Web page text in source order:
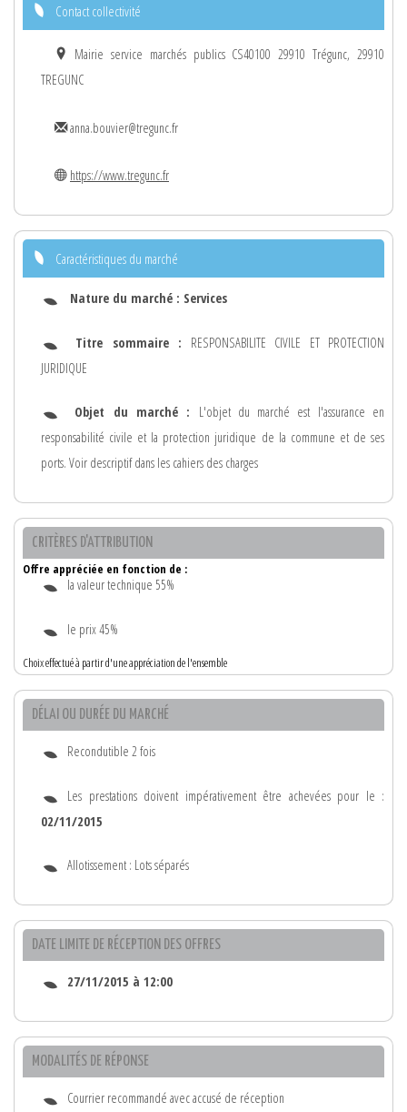
Contact collectivité
Mairie service marchés publics CS40100 29910 Trégunc, 29910
TREGUNC
anna.bouvier@tregunc.fr
https://www.tregunc.fr
Caractéristiques du marché
Nature du marché : Services
Titre sommaire : RESPONSABILITE CIVILE ET PROTECTION
JURIDIQUE
Objet du marché : L'objet du marché est l'assurance en
responsabilité civile et la protection juridique de la commune et de ses
ports. Voir descriptif dans les cahiers des charges
CRITÈRES D'ATTRIBUTION
Offre appréciée en fonction de :
la valeur technique 55%
le prix 45%
Choix effectué à partir d'une appréciation de l'ensemble
DÉLAI OU DURÉE DU MARCHÉ
Recondutible 2 fois
Les prestations doivent impérativement être achevées pour le :
02/11/2015
Allotissement : Lots séparés
DATE LIMITE DE RÉCEPTION DES OFFRES
27/11/2015 à 12:00
MODALITÉS DE RÉPONSE
Courrier recommandé avec accusé de réception